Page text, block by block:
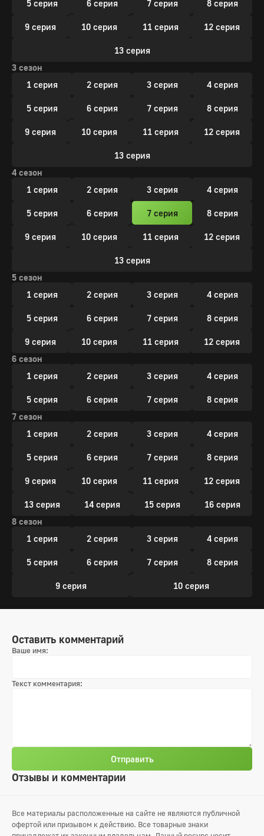
5 серия 6 серия 7 серия 8 серия
9 серия 10 серия 11 серия 12 серия
13 серия
3 сезон
1 серия
2 серия 3 серия 4 серия
5 серия 6 серия 7 серия 8 серия
9 серия 10 серия 11 серия 12 серия
13 серия
4 сезон
1 серия
2 серия 3 серия 4 серия
5 серия 6 серия 7 серия 8 серия
9 серия 10 серия 11 серия 12 серия
13 серия
5 сезон
1 серия
2 серия 3 серия 4 серия
5 серия 6 серия 7 серия 8 серия
9 серия 10 серия 11 серия
12 серия
6 сезон
1 серия
2 серия 3 серия 4 серия
5 серия 6 серия 7 серия
8 серия
7 сезон
1 серия
2 серия 3 серия 4 серия
5 серия 6 серия 7 серия 8 серия
9 серия 10 серия 11 серия 12 серия
13 серия 14 серия 15 серия
16 серия
8 сезон
1 серия
2 серия 3 серия 4 серия
5 серия 6 серия 7 серия 8 серия
9 серия 10 серия
Отзывы и комментарии
Оставить комментарий
Ваше имя:
Текст комментария:
Отправить
Все материалы расположенные на сайте не являются публичной
офертой или призывом к действию. Все товарные знаки